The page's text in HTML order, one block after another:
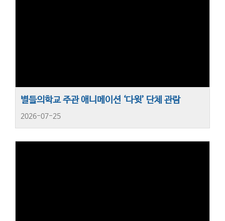
별들의학교 주관 애니메이션 ‘다윗’ 단체 관람
2026-07-25